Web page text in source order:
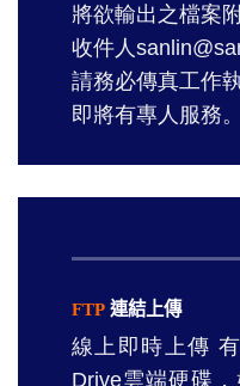
將欲輸出之檔案
收件人
請務必傳真工作
即將有專人服務。
FTP 連結上傳
線上即時上傳
Drive雲端硬碟